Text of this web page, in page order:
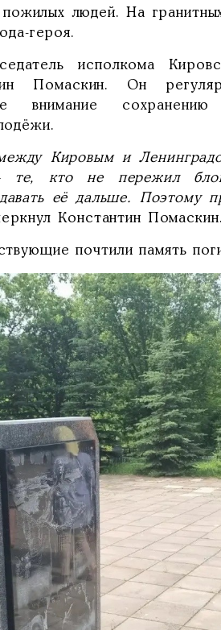
людей. На
героя.
исполкома
Помаскин. Он
внимание
Кировым и
кто не пережил
её дальше. Поэтому
Константин Помаскин.
почтили память